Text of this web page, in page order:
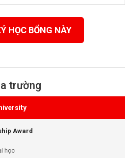
HỌC BỔNG NÀY
trường
Award
học